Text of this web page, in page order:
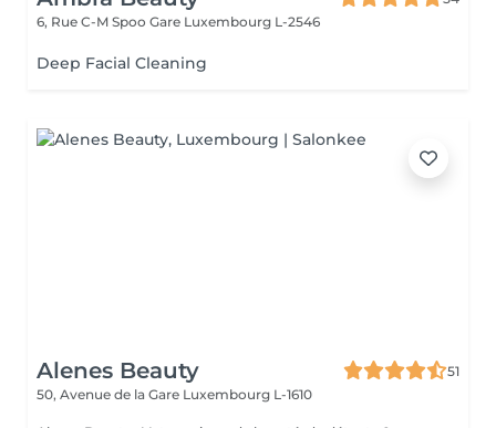
6, Rue C-M Spoo Gare Luxembourg L-2546
Deep Facial Cleaning
Alenes Beauty
51
50, Avenue de la Gare Luxembourg L-1610